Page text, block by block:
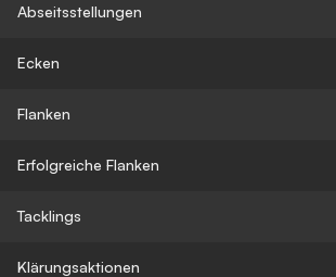
Abseitsstellungen
Ecken
Flanken
Erfolgreiche Flanken
Tacklings
Klärungsaktionen